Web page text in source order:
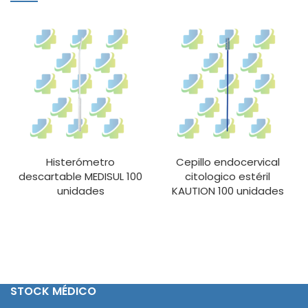
Histerómetro
descartable MEDISUL 100
unidades
Cepillo endocervical
citologico estéril
KAUTION 100 unidades
STOCK MÉDICO